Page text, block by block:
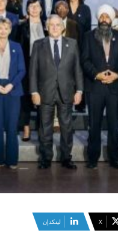
‫X لينكدإن